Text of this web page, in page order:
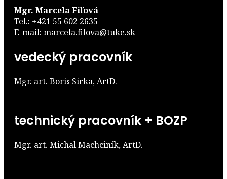
Mgr. Marcela Fiľová
Tel.: +421 55 602 2635
E-mail: marcela.filova@tuke.sk
vedecký pracovník
Mgr. art. Boris Sirka, ArtD.
technický pracovník + BOZP
Mgr. art. Michal Machciník, ArtD.